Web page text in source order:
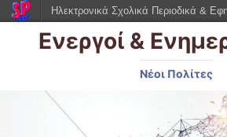
Ενεργοί &
Νέοι Πολίτες
Ηλεκτρονικά Σχολικά Περιοδικά &